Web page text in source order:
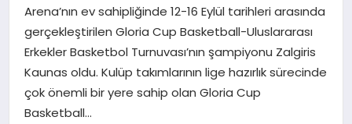
GÖKSUN
TÜRKOĞLU
PAZARCIK
Arena’nın ev sahipliğinde 12-16 Eylül tarihleri arasında
gerçekleştirilen Gloria Cup Basketball-Uluslararası
Erkekler Basketbol Turnuvası’nın şampiyonu Zalgiris
Kaunas oldu. Kulüp takımlarının lige hazırlık sürecinde
çok önemli bir yere sahip olan Gloria Cup
Basketball…